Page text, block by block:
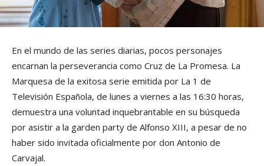
En el mundo de las series diarias, pocos personajes
encarnan la perseverancia como Cruz de La Promesa. La
Marquesa de la exitosa serie emitida por La 1 de
Televisión Española, de lunes a viernes a las 16:30 horas,
demuestra una voluntad inquebrantable en su búsqueda
por asistir a la garden party de Alfonso XIII, a pesar de no
haber sido invitada oficialmente por don Antonio de
Carvajal.